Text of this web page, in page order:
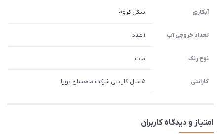
آبکاری نیکل-کروم
تعداد خروجی آب 1 عدد
نوع رنگ مات
گارانتی 5 سال گارانتی شرکت ماهسان پویا
امتیاز و دیدگاه کاربران